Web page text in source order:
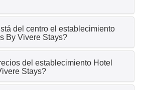
del centro el establecimiento
By Vivere Stays?
del establecimiento Hotel
Stays?